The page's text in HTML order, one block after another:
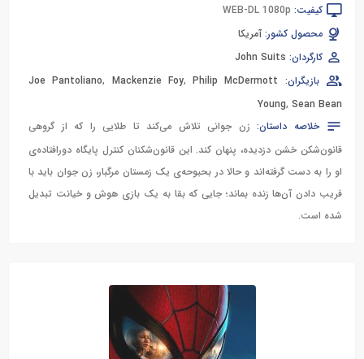
کیفیت: WEB-DL 1080p
محصول کشور: آمریکا
کارگردان: John Suits
بازیگران:
Joe Pantoliano, Mackenzie Foy,Philip McDermott
Young, Sean Bean
خلاصه داستان: زن جوانی تلاش می‌کند تا طلایی را که از گروهی
قانون‌شکن خشن دزدیده، پنهان کند. این قانون‌شکنان کنترل پایگاه دورافتاده‌ی
او را به دست گرفته‌اند و حالا در بحبوحه‌ی یک زمستان مرگبار، زن جوان باید با
فریب دادن آن‌ها زنده بماند؛ جایی که بقا به یک بازی هوش و خیانت تبدیل
شده است.